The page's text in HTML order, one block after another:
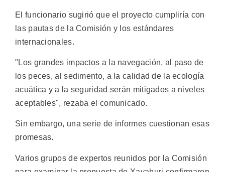
El funcionario sugirió que el proyecto cumpliría con
las pautas de la Comisión y los estándares
internacionales.
"Los grandes impactos a la navegación, al paso de
los peces, al sedimento, a la calidad de la ecología
acuática y a la seguridad serán mitigados a niveles
aceptables", rezaba el comunicado.
Sin embargo, una serie de informes cuestionan esas
promesas.
Varios grupos de expertos reunidos por la Comisión